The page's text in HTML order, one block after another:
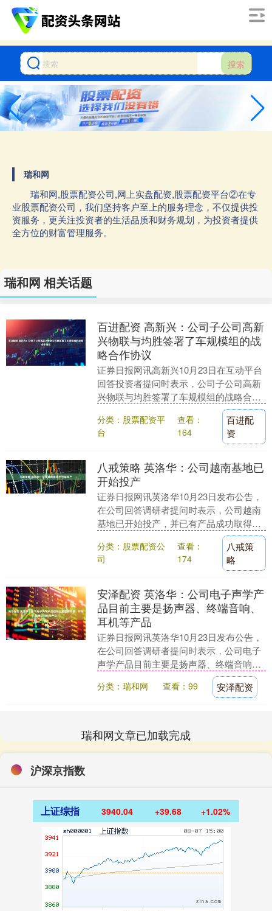
搜索
瑞和网
瑞和网,股票配资公司,网上实盘配资,股票配资平台②在专
业股票配资公司，我们坚持客户至上的服务理念，不仅提供投
资服务，更关注投资者的生活品质和财务规划，为投资者提供
全方位的财富管理服务。
瑞和网 相关话题
百进配资 高新兴：公司子公司高新
兴物联与均胜签署了车规模组的战
略合作协议
证券日报网讯高新兴10月23日在互动平台
回答投资者提问时表示，公司子公司高新
兴物联与均胜签署了车规模组的战略合作
分类：股票配资平
台
查看：
164
百进配
资
八戒策略 英洛华：公司越南基地已
开始投产
证券日报网讯英洛华10月23日发布公告，
在公司回答调研者提问时表示，公司越南
基地已开始投产，并已有产品成功取得原
分类：股票配资公
司
查看：
174
八戒策
略
安泽配资 英洛华：公司电子声学产
品目前主要是扬声器、终端音响、
耳机等产品
证券日报网讯英洛华10月23日发布公告，
在公司回答调研者提问时表示，公司电子
声学产品目前主要是扬声器、终端音响、
耳机等产品。未来将进一步开拓车载高端
音响，在消费....
分类：瑞和网 查看：99 安泽配资
瑞和网文章已加载完成
沪深京指数
上证综指 3940.04 +39.68 +1.02%